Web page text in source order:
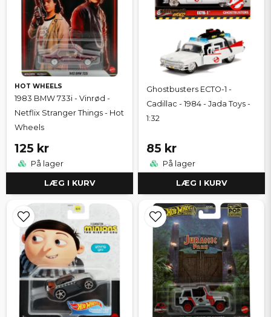
HOT WHEELS
1983 BMW 733i - Vinrød -
Netflix Stranger Things - Hot
Wheels
125 kr
På lager
LÆG I KURV
Ghostbusters ECTO-1 -
Cadillac - 1984 - Jada Toys -
1:32
85 kr
På lager
LÆG I KURV